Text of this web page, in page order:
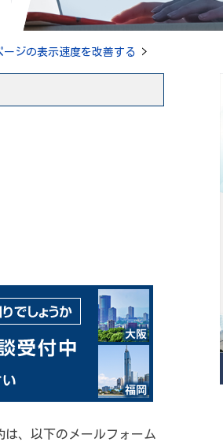
ジの表示速度を改善する >
、以下のメールフォーム